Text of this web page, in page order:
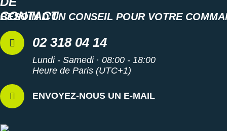
BESOIN D'UN CONSEIL POUR VOTRE
02 318 04 14
Lundi - Samedi · 08:00 - 18:00
Heure de Paris (UTC+1)
ENVOYEZ-NOUS UN E-MAIL